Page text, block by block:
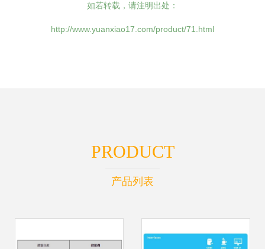
如若转载，请注明出处：
http://www.yuanxiao17.com/product/71.html
PRODUCT
产品列表